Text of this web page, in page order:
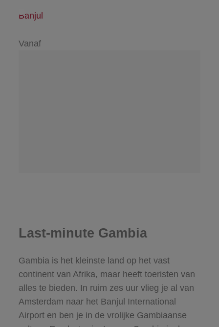
Banjul
Vanaf
Last-minute Gambia
Gambia is het kleinste land op het vast
continent van Afrika, maar heeft toeristen van
alles te bieden. In ruim zes uur vlieg je al van
Amsterdam naar het Banjul International
Airport en ben je in de vrolijke Gambiaanse